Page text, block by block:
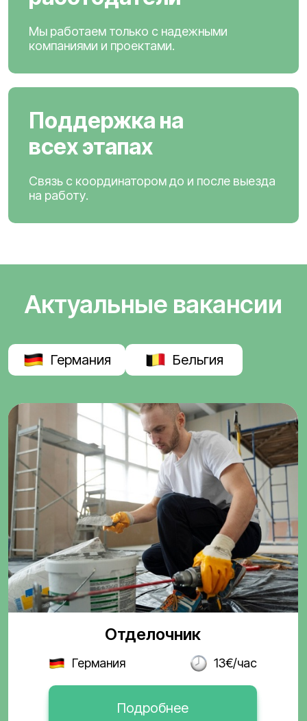
Мы работаем только с надежными
компаниями и проектами.
Поддержка на
всех этапах
Связь с координатором до и после выезда
на работу.
Актуальные вакансии
Германия Бельгия
Отделочник
Германия 13€/час
Подробнее